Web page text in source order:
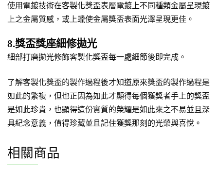
使用電鍍技術在客製化獎盃表層電鍍上不同種類金屬呈現鍍
上之金屬質感，或上蠟使金屬獎盃表面光澤呈現更佳。
8.獎盃獎座細修拋光
細部打磨拋光修飾客製化獎盃每一處細節後即完成。
了解客製化獎盃的製作過程後才知道原來獎盃的製作過程是
如此的繁複，但也正因為如此才顯得每個獲獎者手上的獎盃
是如此珍貴，也顯得這份實質的榮耀是如此來之不易並且深
具紀念意義，值得珍藏並且記住獲獎那刻的光榮與喜悅。
相關商品